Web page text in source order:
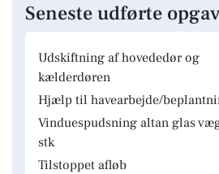
Seneste udførte
Udskiftning af hovededør og
kælderdøren
Hjælp til havearbejde/
Vinduespudsning altan glas
stk
Tilstoppet afløb